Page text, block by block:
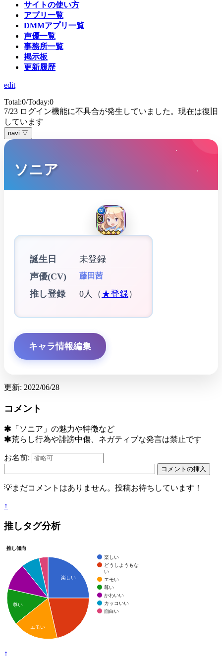
サイトの使い方
アプリ一覧
DMMアプリ一覧
声優一覧
事務所一覧
掲示板
更新履歴
edit
Total:0/Today:0
7/23 ログイン機能に不具合が発生していました。現在は復旧
しています
navi ▽
ソニア
誕生日
未登録
声優(CV)
藤田茜
推し登録 0人（ ★登録）
キャラ情報編集
更新: 2022/06/28
コメント
「ソニア」の魅力や特徴など
荒らし行為や誹謗中傷、ネガティブな発言は禁止です
お名前:
💡まだコメントはありません。投稿お待ちしています！
↑
推しタグ分析
推し傾向
楽しい
どうしようもな
い
エモい
尊い
かわいい
カッコいい
面白い
楽しい
尊い
エモい
↑